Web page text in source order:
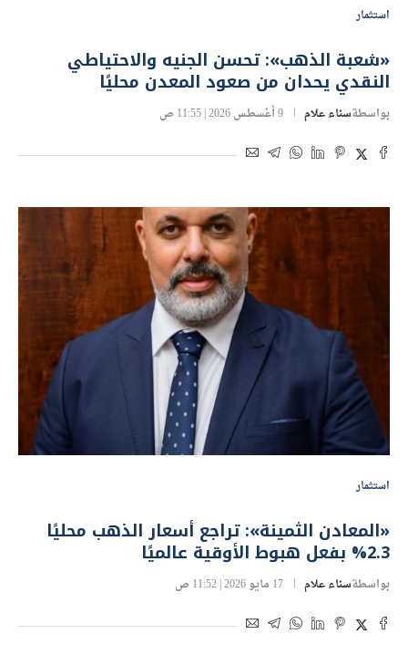
استثمار
«شعبة الذهب»: تحسن الجنيه والاحتياطي
النقدي يحدان من صعود المعدن محليًا
بواسطةسناء علام 9 أغسطس 2026 | 11:55 ص
استثمار
«المعادن الثمينة»: تراجع أسعار الذهب محليًا
2.3% بفعل هبوط الأوقية عالميًا
بواسطةسناء علام 17 مايو 2026 | 11:52 ص